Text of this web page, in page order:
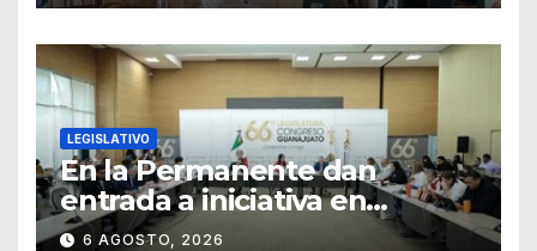
LEGISLATIVO
En la Permanente dan
entrada a iniciativa en
materia notarial
6 AGOSTO, 2026